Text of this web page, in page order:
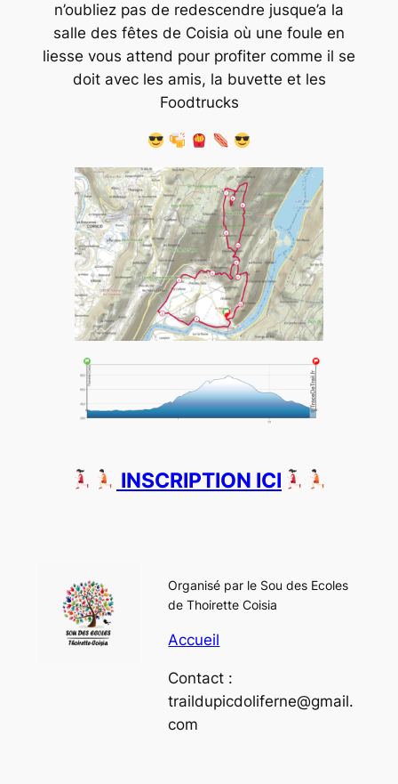
n’oubliez pas de redescendre jusque’a la
salle des fêtes de Coisia où une foule en
liesse vous attend pour profiter comme il se
doit avec les amis, la buvette et les
Foodtrucks
INSCRIPTION ICI
Organisé par le Sou des Ecoles
de Thoirette Coisia
Accueil
Contact :
traildupicdoliferne@gmail.
com